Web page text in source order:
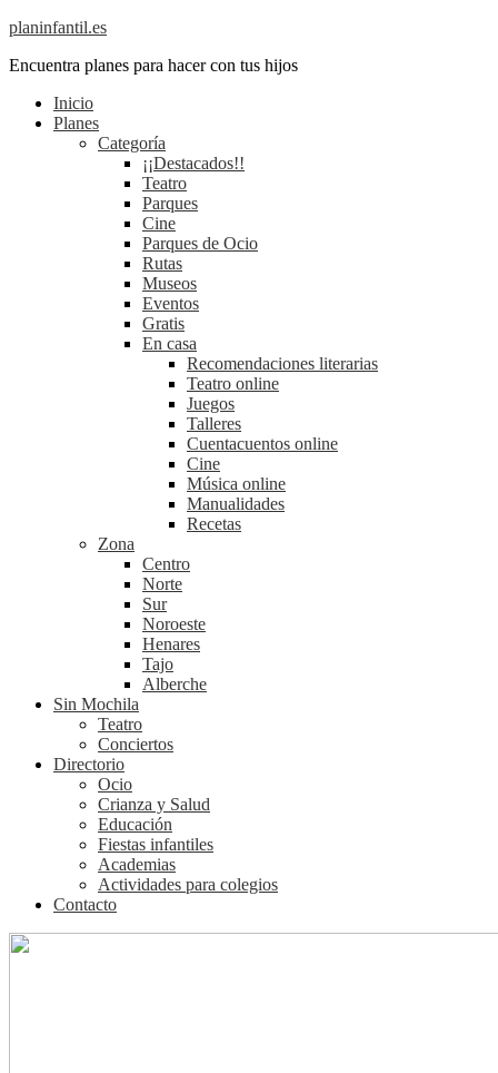
planinfantil.es
Encuentra planes para hacer con tus hijos
Inicio
Planes
Categoría
¡¡Destacados!!
Teatro
Parques
Cine
Parques de Ocio
Rutas
Museos
Eventos
Gratis
En casa
Recomendaciones literarias
Teatro online
Juegos
Talleres
Cuentacuentos online
Cine
Música online
Manualidades
Recetas
Zona
Centro
Norte
Sur
Noroeste
Henares
Tajo
Alberche
Sin Mochila
Teatro
Conciertos
Directorio
Ocio
Crianza y Salud
Educación
Fiestas infantiles
Academias
Actividades para colegios
Contacto